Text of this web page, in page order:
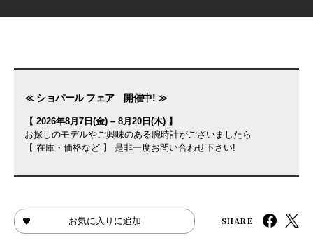
≪ ショパール フェア 開催中! ≫
【 2026年8月7日(金) – 8月20日(木) 】
お探しのモデルやご興味のある腕時計がございましたら
【 在庫・価格など 】 是非一度お問い合わせ下さい!
お気に入りに追加 SHARE